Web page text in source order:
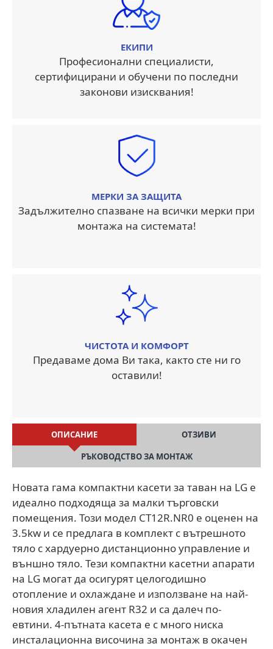
ЕКИПИ
Професионални специалисти,
сертифицирани и обучени по последни
законови изисквания!
МЕРКИ ЗА ЗАЩИТА
Задължително спазване на всички мерки при
монтажа на системата!
ЧИСТОТА И КОМФОРТ
Предаваме дома Ви така, както сте ни го
оставили!
ОПИСАНИЕ
ОТЗИВИ
РЪКОВОДСТВО ЗА МОНТАЖ
Новата гама компактни касети за таван на LG е
идеално подходяща за малки търговски
помещения. Този модел CT12R.NR0 е оценен на
3.5kw и се предлага в комплект с вътрешното
тяло с хардуерно дистанционно управление и
външно тяло. Тези компактни касетни апарати
на LG могат да осигурят целогодишно
отопление и охлаждане и използване на най-
новия хладилен агент R32 и са далеч по-
евтини. 4-пътната касета е с много ниска
инсталационна височина за монтаж в окачен